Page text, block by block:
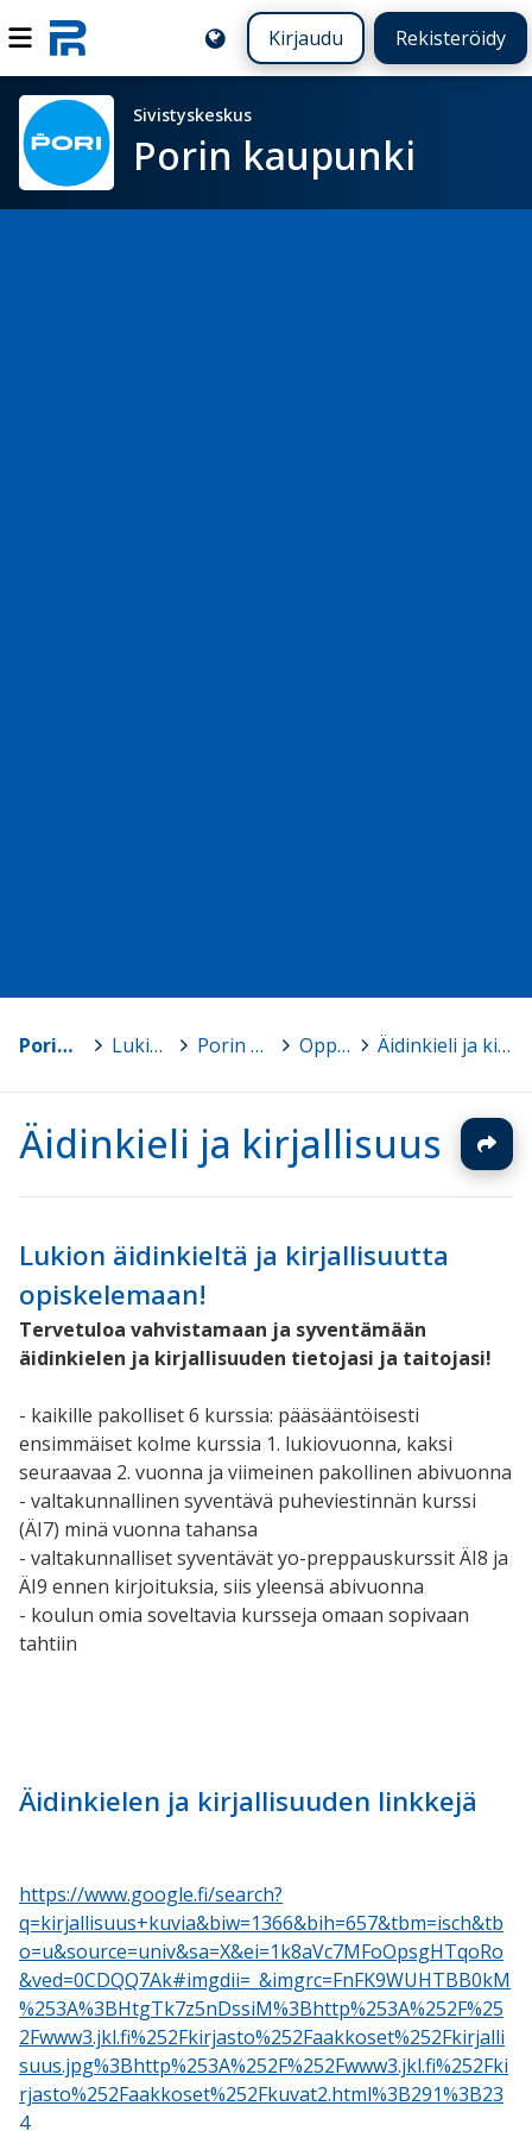
Kirjaudu Rekisteröidy
Sivistyskeskus
Porin kaupunki
Porin kaupunki Lukiokoulutus Porin Lyseon lukio > Oppiaineet > Äidinkieli ja kirjallisuus
Äidinkieli ja kirjallisuus
Lukion äidinkieltä ja kirjallisuutta
opiskelemaan!
Tervetuloa vahvistamaan ja syventämään
äidinkielen ja kirjallisuuden tietojasi ja taitojasi!
- kaikille pakolliset 6 kurssia: pääsääntöisesti
ensimmäiset kolme kurssia 1. lukiovuonna, kaksi
seuraavaa 2. vuonna ja viimeinen pakollinen abivuonna
- valtakunnallinen syventävä puheviestinnän kurssi
(ÄI7) minä vuonna tahansa
- valtakunnalliset syventävät yo-preppauskurssit ÄI8 ja
ÄI9 ennen kirjoituksia, siis yleensä abivuonna
- koulun omia soveltavia kursseja omaan sopivaan
tahtiin
Äidinkielen ja kirjallisuuden linkkejä
https://www.google.fi/search?
q=kirjallisuus+kuvia&biw=1366&bih=657&tbm=isch&tb
o=u&source=univ&sa=X&ei=1k8aVc7MFoOpsgHTqoRo
&ved=0CDQQ7Ak#imgdii=_&imgrc=FnFK9WUHTBB0kM
%253A%3BHtgTk7z5nDssiM%3Bhttp%253A%252F%25
2Fwww3.jkl.fi%252Fkirjasto%252Faakkoset%252Fkirjalli
suus.jpg%3Bhttp%253A%252F%252Fwww3.jkl.fi%252Fki
rjasto%252Faakkoset%252Fkuvat2.html%3B291%3B23
4